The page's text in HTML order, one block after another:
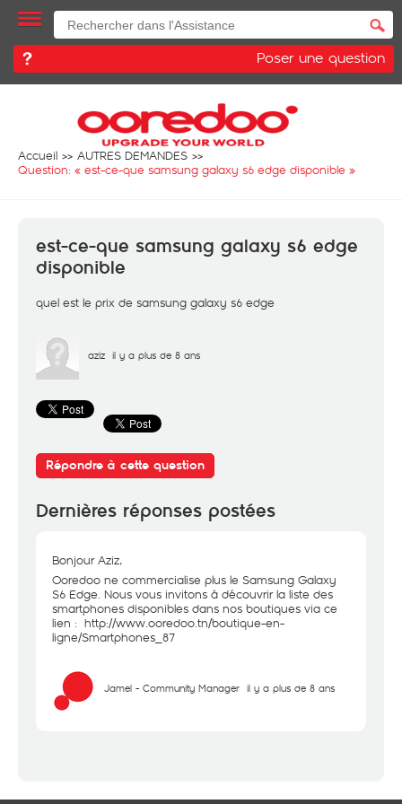
Poser une question
Accueil
AUTRES DEMANDES
Question: « est-ce-que samsung galaxy s6 edge disponible »
est-ce-que samsung galaxy s6 edge
disponible
quel est le prix de samsung galaxy s6 edge
aziz il y a plus de 8 ans
Répondre à cette question
Dernières réponses postées
Bonjour Aziz,
Ooredoo ne commercialise plus le Samsung Galaxy
S6 Edge. Nous vous invitons à découvrir la liste des
smartphones disponibles dans nos boutiques via ce
lien : http://www.ooredoo.tn/boutique-en-
ligne/Smartphones_87
Jamel - Community Manager il y a plus de 8 ans